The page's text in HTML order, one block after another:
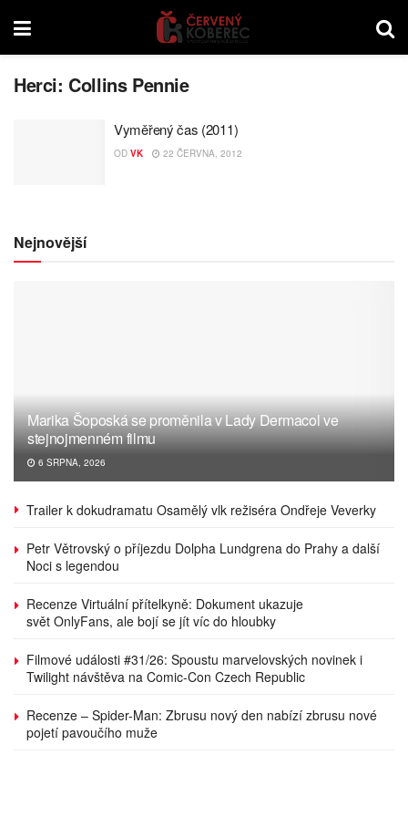
Herci: Collins Pennie
Vyměřený čas (2011)
OD VK 22 ČERVNA, 2012
Nejnovější
Marika Šoposká se proměnila v Lady Dermacol ve
stejnojmenném filmu
6 SRPNA, 2026
Trailer k dokudramatu Osamělý vlk režiséra Ondřeje Veverky
Petr Větrovský o příjezdu Dolpha Lundgrena do Prahy a další
Noci s legendou
Recenze Virtuální přítelkyně: Dokument ukazuje
svět OnlyFans, ale bojí se jít víc do hloubky
Filmové události #31/26: Spoustu marvelovských novinek i
Twilight návštěva na Comic-Con Czech Republic
Recenze – Spider-Man: Zbrusu nový den nabízí zbrusu nové
pojetí pavoučího muže